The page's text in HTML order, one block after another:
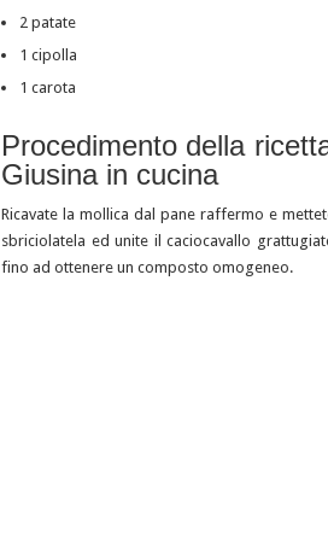
2 patate
1 cipolla
1 carota
Procedimento della
Giusina in cucina
Ricavate la mollica dal pane raffermo e
sbriciolatela ed unite il caciocavallo
fino ad ottenere un composto omogeneo.